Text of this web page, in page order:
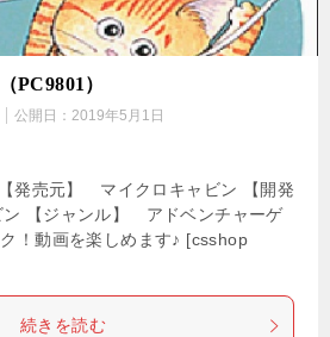
PC9801）
公開日： 2019年5月1日
発売元】 マイクロキャビン 【開発
【ジャンル】 アドベンチャーゲ
！動画を楽しめます♪ [csshop
続きを読む